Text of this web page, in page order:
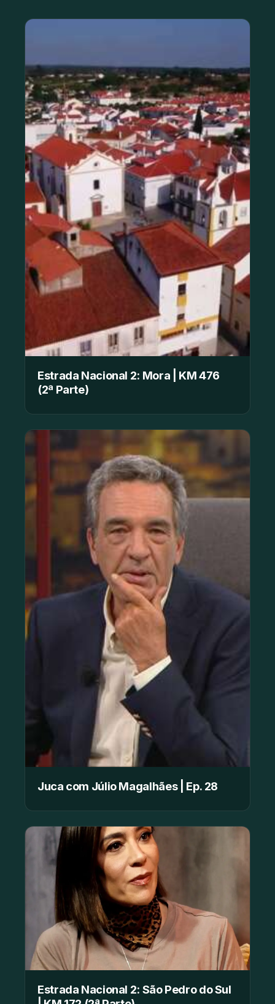
Estrada Nacional 2: Mora | KM 476
(2ª Parte)
Juca com Júlio Magalhães | Ep. 28
Estrada Nacional 2: São Pedro do Sul